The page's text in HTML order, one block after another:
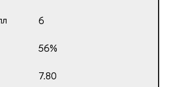
6
56%
7.80